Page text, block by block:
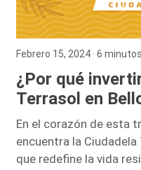
Febrero 15, 2024 · 6
¿Por qué
Terrasol en
En el corazón de esta
encuentra la
que redefine la vida